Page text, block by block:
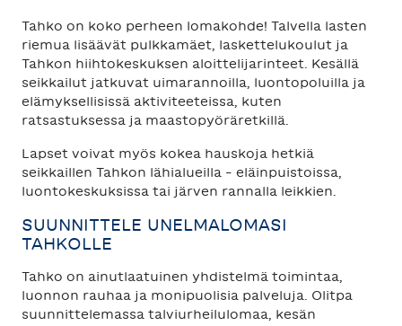
Tahko on koko perheen lomakohde! Talvella lasten
riemua lisäävät pulkkamäet, laskettelukoulut ja
Tahkon hiihtokeskuksen aloittelijarinteet. Kesällä
seikkailut jatkuvat uimarannoilla, luontopoluilla ja
elämyksellisissä aktiviteeteissa, kuten
ratsastuksessa ja maastopyöräretkillä.
Lapset voivat myös kokea hauskoja hetkiä
seikkaillen Tahkon lähialueilla – eläinpuistoissa,
luontokeskuksissa tai järven rannalla leikkien.
SUUNNITTELE UNELMALOMASI
TAHKOLLE
Tahko on ainutlaatuinen yhdistelmä toimintaa,
luonnon rauhaa ja monipuolisia palveluja. Olitpa
suunnittelemassa talviurheilulomaa, kesän